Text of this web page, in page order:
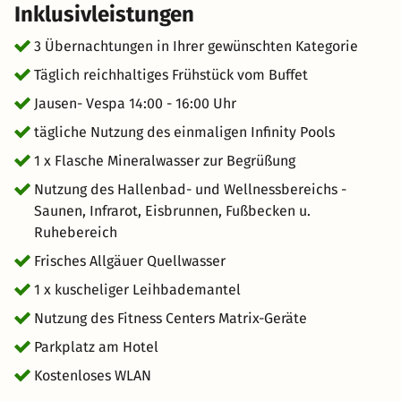
Inklusivleistungen
3 Übernachtungen in Ihrer gewünschten Kategorie
Täglich reichhaltiges Frühstück vom Buffet
Jausen- Vespa 14:00 - 16:00 Uhr
tägliche Nutzung des einmaligen Infinity Pools
1 x Flasche Mineralwasser zur Begrüßung
Nutzung des Hallenbad- und Wellnessbereichs -
Saunen, Infrarot, Eisbrunnen, Fußbecken u.
Ruhebereich
Frisches Allgäuer Quellwasser
1 x kuscheliger Leihbademantel
Nutzung des Fitness Centers Matrix-Geräte
Parkplatz am Hotel
Kostenloses WLAN